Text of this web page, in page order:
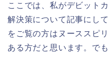
ここでは、私がデビット
解決策について記事にし
をご覧の方はヌーススピ
ある方だと思います。でも